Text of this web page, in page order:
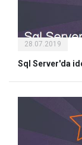
28.07.2019
Sql Server'da